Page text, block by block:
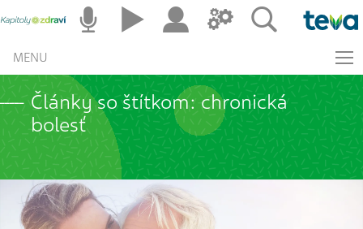
MENU
Články so štítkom: chronická
bolesť